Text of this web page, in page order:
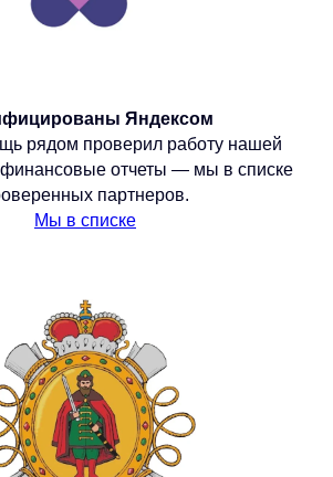
Яндексом
рядом проверил работу нашей
финансовые отчеты — мы в списке
партнеров.
Мы в списке